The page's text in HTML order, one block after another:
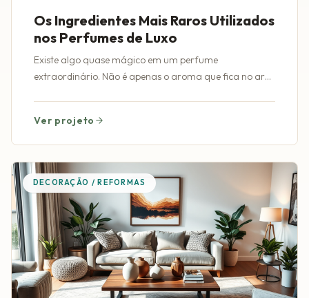
Os Ingredientes Mais Raros Utilizados
nos Perfumes de Luxo
Existe algo quase mágico em um perfume
extraordinário. Não é apenas o aroma que fica no ar
Ver projeto
DECORAÇÃO / REFORMAS